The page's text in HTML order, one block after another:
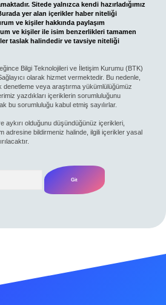
Sitede yalnızca kendi hazırladığımız
yer alan içerikler haber niteliği
ve kişiler hakkında paylaşım
ve kişiler ile isim benzerlikleri tamamen
taslak halindedir ve tavsiye niteliği
Bilgi Teknolojileri ve İletişim Kurumu (BTK)
olarak hizmet vermektedir. Bu nedenle,
veya araştırma yükümlülüğümüz
yazdıkları içeriklerin sorumluluğunu
bu sorumluluğu kabul etmiş sayılırlar.
aykırı olduğunu düşündüğünüz içerikleri,
adresine bildirmeniz halinde, ilgili içerikler yasal